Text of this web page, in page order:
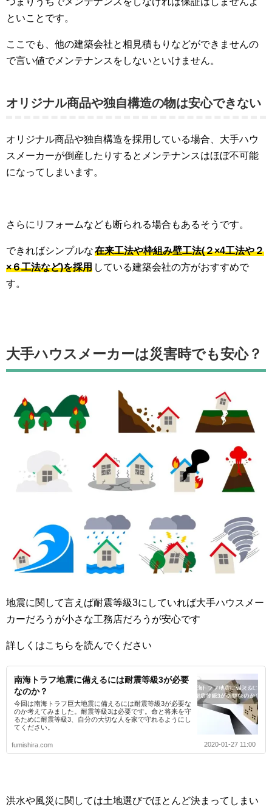
といことです。
ここでも、他の建築会社と相見積もりなどができませんの
で言い値でメンテナンスをしないといけません。
オリジナル商品や独自構造の物は安心できない
オリジナル商品や独自構造を採用している場合、大手ハウ
スメーカーが倒産したりするとメンテナンスはほぼ不可能
になってしまいます。
さらにリフォームなども断られる場合もあるそうです。
できればシンプルな在来工法や枠組み壁工法(２×4工法や２
×６工法など)を採用 している建築会社の方がおすすめで
す。
大手ハウスメーカーは災害時でも安心？
地震に関して言えば耐震等級3にしていれば大手ハウスメー
カーだろうが小さな工務店だろうが安心です
詳しくはこちらを読んでください
南海トラフ地震に備えるには耐震等級3が必要
なのか？
今回は南海トラフ巨大地震に備えるには耐震等級3が必要な
のか考えてみました。耐震等級3は必要です。命と将来を守
るために耐震等級3、自分の大切な人を家で守れるようにし
てください。
fumishira.com 2020-01-27 11:00
洪水や風災に関しては土地選びでほとんど決まってしまい